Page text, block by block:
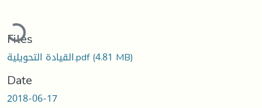
Loading...
Files
القيادة التحويلية.pdf(4.81 MB)
Date
2018-06-17